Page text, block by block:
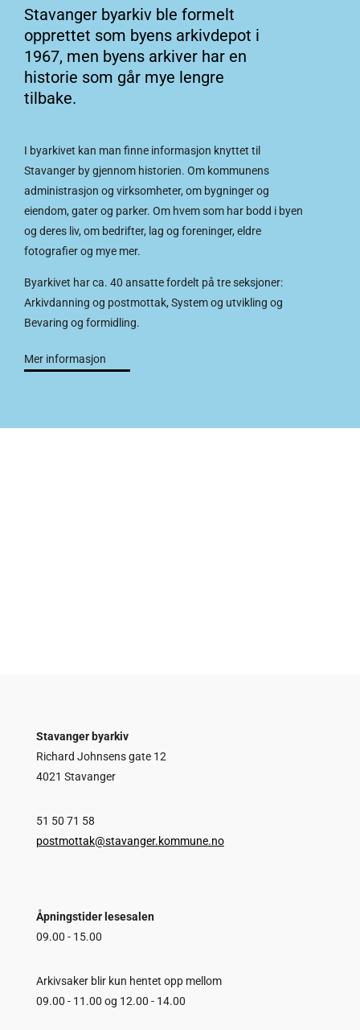
Stavanger byarkiv ble formelt
opprettet som byens arkivdepot i
1967, men byens arkiver har en
historie som går mye lengre
tilbake.
I byarkivet kan man finne informasjon knyttet til
Stavanger by gjennom historien. Om kommunens
administrasjon og virksomheter, om bygninger og
eiendom, gater og parker. Om hvem som har bodd i byen
og deres liv, om bedrifter, lag og foreninger, eldre
fotografier og mye mer.
Byarkivet har ca. 40 ansatte fordelt på tre seksjoner:
Arkivdanning og postmottak, System og utvikling og
Bevaring og formidling.
Mer informasjon
Stavanger byarkiv
Richard Johnsens gate 12
4021 Stavanger
51 50 71 58
postmottak@stavanger.kommune.no
Åpningstider lesesalen
09.00 - 15.00
Arkivsaker blir kun hentet opp mellom
09.00 - 11.00 og 12.00 - 14.00